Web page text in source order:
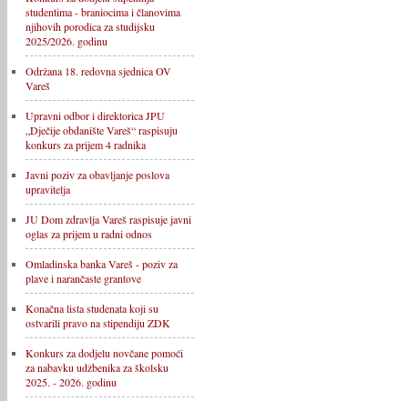
studentima - braniocima i članovima
njihovih porodica za studijsku
2025/2026. godinu
Održana 18. redovna sjednica OV
Vareš
Upravni odbor i direktorica JPU
„Dječije obdanište Vareš“ raspisuju
konkurs za prijem 4 radnika
Javni poziv za obavljanje poslova
upravitelja
JU Dom zdravlja Vareš raspisuje javni
oglas za prijem u radni odnos
Omladinska banka Vareš - poziv za
plave i narančaste grantove
Konačna lista studenata koji su
ostvarili pravo na stipendiju ZDK
Konkurs za dodjelu novčane pomoći
za nabavku udžbenika za školsku
2025. - 2026. godinu